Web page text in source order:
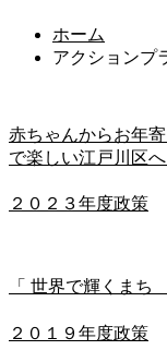
ホーム
アクションプ
赤ちゃんからお年
で楽しい江戸川区へ
２０２３年度政策
「 世界で輝くま
２０１９年度政策